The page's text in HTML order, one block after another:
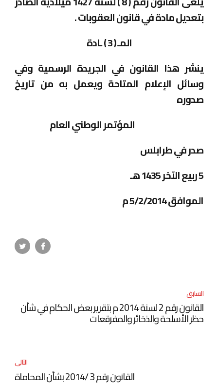
بتعديل مادة في قانون العقوبات .
المـ ( 3 ) ـادة
ينشر هذا القانون في الجريدة الرسمية وفي
وسائل الإعلام المتاحة ويعمل به من تاريخ
صدوره
المؤتمر الوطني العام
صدر في طرابلس
5 ربيع الآخر 1435 هـ
الموافق 5/2/2014 م
السابق
القانون رقم 2 لسنة 2014 م بتقرير بعض الحكام في شأن
حظر الأسلحة والذخائر والمفرقعات
التالى
القانون رقم 3 /2014 بشأن المحاماة